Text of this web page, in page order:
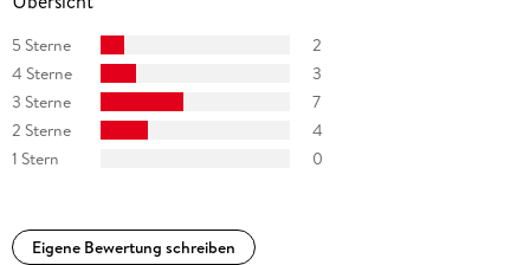
5 Sterne
2
4 Sterne
3
3 Sterne
7
2 Sterne
4
1 Stern
0
Eigene Bewertung schreiben